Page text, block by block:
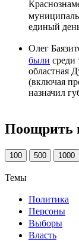
единый
Олег
были среди
областная
(включая
назначил
Поощрить
100 500 1000
Темы
Политика
Персоны
Выборы
Власть